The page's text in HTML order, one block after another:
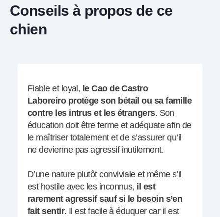
Conseils à propos de ce
chien
Fiable et loyal, le Cao de Castro
Laboreiro protège son bétail ou sa famille
contre les intrus et les étrangers. Son
éducation doit être ferme et adéquate afin de
le maîtriser totalement et de s’assurer qu’il
ne devienne pas agressif inutilement.
D’une nature plutôt conviviale et même s’il
est hostile avec les inconnus, il est
rarement agressif sauf si le besoin s’en
fait sentir. Il est facile à éduquer car il est